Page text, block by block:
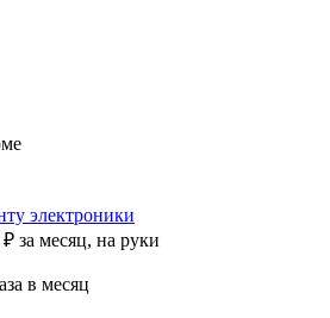
электроники
₽ за месяц, на руки
в месяц